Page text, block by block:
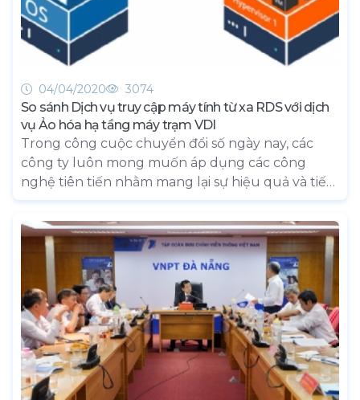
04/04/2020 3074
So sánh Dịch vụ truy cập máy tính từ xa RDS với dịch
vụ Ảo hóa hạ tầng máy trạm VDI
Trong công cuộc chuyển đổi số ngày nay, các
công ty luôn mong muốn áp dụng các công
nghệ tiên tiến nhằm mang lại sự hiệu quả và tiết
kiệm chi phí để tăng năng suất, đáp ứng các yêu
cầu hiện tại và khả năng mở rộng trong tương lai.
Ảo hóa máy tính để bàn (Desktop virtualization)
là một thuật ngữ được nhắc đến rất nhiều trong
xu hướng công nghệ, nó có khả năng cung cấp
hiệu suất cao, bảo mật cao và tính linh hoạt cần
thiết cho tất cả các doanh nghiệp. Trong đó, dịch
vụ truy cập máy tính từ xa (Remote Desktop
Service - RDS) hoặc ảo hóa hạ tầng máy trạm
(Virutal Desktop Infrastructure - VDI) đều có thể
đáp ứng được nhu cầu về ảo hóa máy tính để